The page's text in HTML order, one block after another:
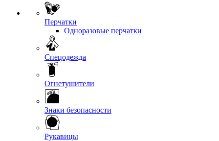
Перчатки
Одноразовые перчатки
Спецодежда
Огнетушители
Знаки безопасности
Рукавицы